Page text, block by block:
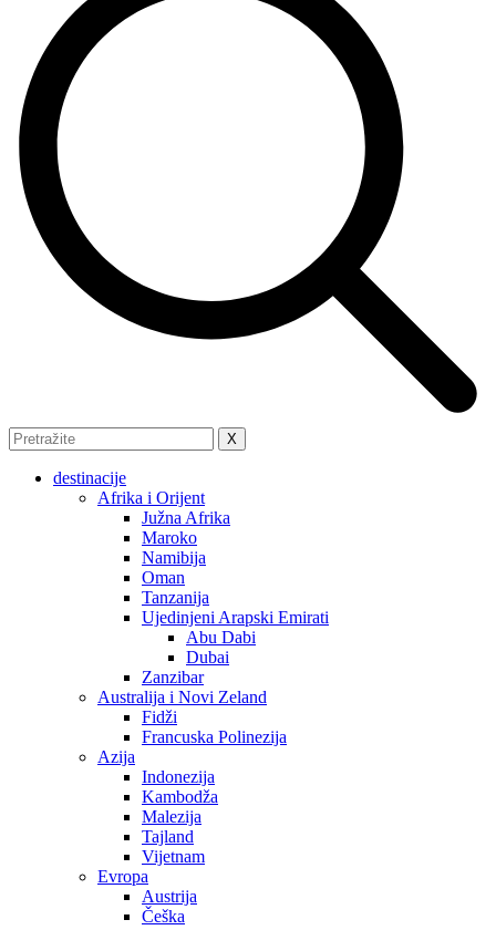
X
destinacije
Afrika i Orijent
Južna Afrika
Maroko
Namibija
Oman
Tanzanija
Ujedinjeni Arapski Emirati
Abu Dabi
Dubai
Zanzibar
Australija i Novi Zeland
Fidži
Francuska Polinezija
Azija
Indonezija
Kambodža
Malezija
Tajland
Vijetnam
Evropa
Austrija
Češka